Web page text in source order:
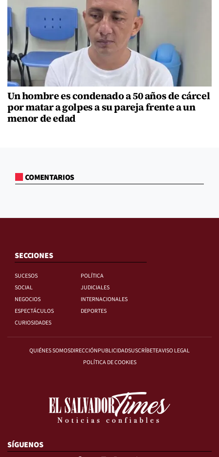
Un hombre es condenado a 50 años de cárcel
por matar a golpes a su pareja frente a un
menor de edad
COMENTARIOS
SECCIONES
SUCESOS
POLÍTICA
SOCIAL
JUDICIALES
NEGOCIOS
INTERNACIONALES
ESPECTÁCULOS
DEPORTES
CURIOSIDADES
QUIÉNES SOMOSDIRECCIÓNPUBLICIDADSUSCRÍBETEAVISO LEGAL
POLÍTICA DE COOKIES
SÍGUENOS